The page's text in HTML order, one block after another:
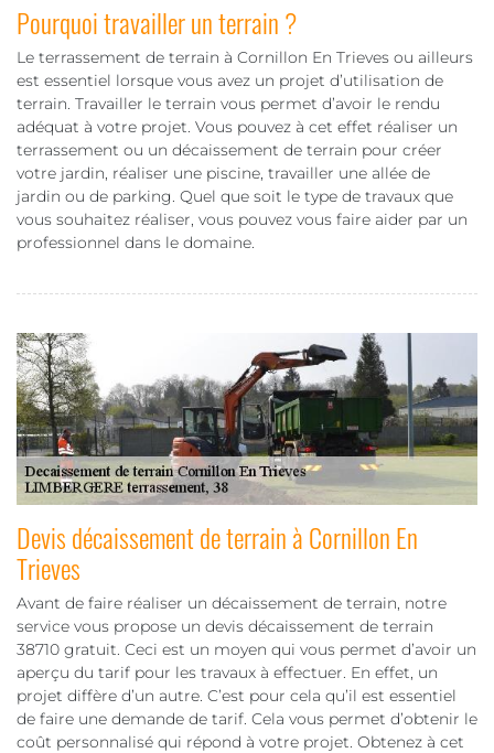
Pourquoi travailler un terrain ?
Le terrassement de terrain à Cornillon En Trieves ou ailleurs
est essentiel lorsque vous avez un projet d’utilisation de
terrain. Travailler le terrain vous permet d’avoir le rendu
adéquat à votre projet. Vous pouvez à cet effet réaliser un
terrassement ou un décaissement de terrain pour créer
votre jardin, réaliser une piscine, travailler une allée de
jardin ou de parking. Quel que soit le type de travaux que
vous souhaitez réaliser, vous pouvez vous faire aider par un
professionnel dans le domaine.
Devis décaissement de terrain à Cornillon En
Trieves
Avant de faire réaliser un décaissement de terrain, notre
service vous propose un devis décaissement de terrain
38710 gratuit. Ceci est un moyen qui vous permet d’avoir un
aperçu du tarif pour les travaux à effectuer. En effet, un
projet diffère d’un autre. C’est pour cela qu’il est essentiel
de faire une demande de tarif. Cela vous permet d’obtenir le
coût personnalisé qui répond à votre projet. Obtenez à cet